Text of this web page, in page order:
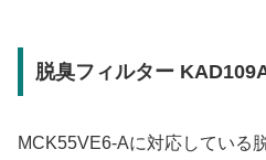
脱臭フィルター
MCK55VE6-Aに対応している